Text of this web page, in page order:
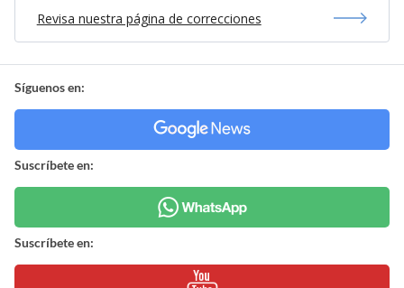
Revisa nuestra página de correcciones
Síguenos en:
Suscríbete en:
Suscríbete en: